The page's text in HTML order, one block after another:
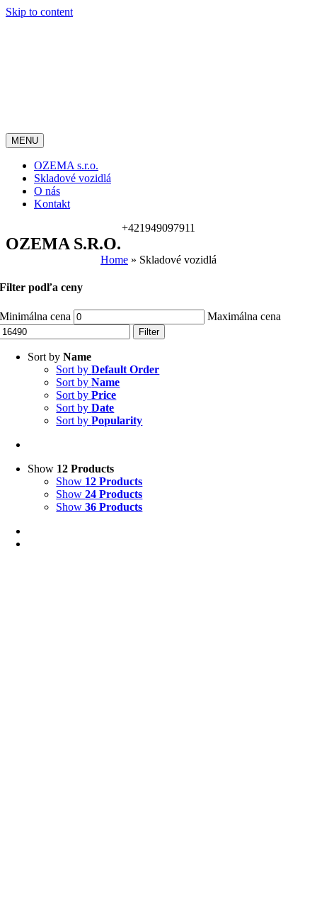
Skip to content
MENU
OZEMA s.r.o.
Skladové vozidlá
O nás
Kontakt
+421949097911
OZEMA S.r.o.
Home » Skladové vozidlá
Filter podľa ceny
Minimálna cena Maximálna cena
Filter
Sort byName
Sort byDefault Order
Sort byName
Sort byPrice
Sort byDate
Sort byPopularity
Show 12 Products
Show 12 Products
Show24 Products
Show36 Products